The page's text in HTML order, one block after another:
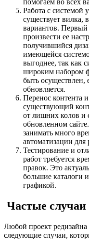
помогаем во всех
Работа с системой
существует вилка,
вариантов. Первый
произвести ее
получившийся
имеющейся
выгоднее, так как
широким набором
быть осуществлен,
обновляется.
Перенос контента
существующий
от лишних колов и
обновленном
занимать много
автоматизации
Тестирование и
работ требуется
правок. Это
большие каталоги
графикой.
Частые
Любой проект
следующие случаи,